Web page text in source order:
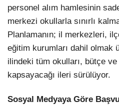
personel alım hamlesinin
merkezi okullarla sınırlı
Planlamanın; il merkezleri,
eğitim kurumları dahil olmak
ilindeki tüm okulları, bütçe
kapsayacağı ileri sürülüyor.
Sosyal Medyaya Göre